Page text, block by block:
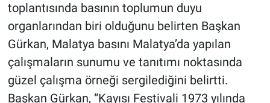
toplantısında basının toplumun duyu
organlarından biri olduğunu belirten Başkan
Gürkan, Malatya basını Malatya’da yapılan
çalışmaların sunumu ve tanıtımı noktasında
güzel çalışma örneği sergilediğini belirtti.
Başkan Gürkan, “Kayısı Festivali 1973 yılında